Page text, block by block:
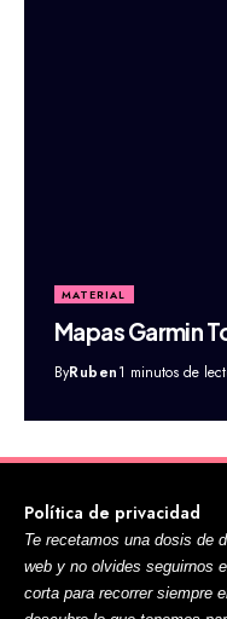
MATERIAL
Mapas Garmin
ByRuben1 minutos de
Política de privacidad
Te recetamos una dosis de
web y no olvides seguirnos
corta para recorrer siempre